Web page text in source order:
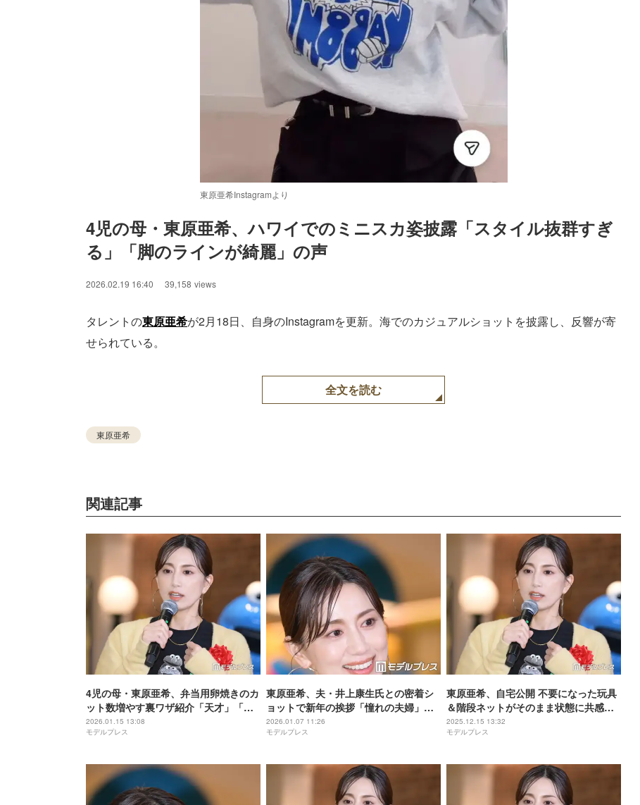
東原亜希Instagramより
4児の母・東原亜希、ハワイでのミニスカ姿披露「スタイル抜群すぎ
る」「脚のラインが綺麗」の声
2026.02.19 16:40 39,158 views
タレントの東原亜希が2月18日、自身のInstagramを更新。海でのカジュアルショットを披露し、反響が寄
せられている。
全文を読む
東原亜希
関連記事
4児の母・東原亜希、弁当用卵焼きのカ
ット数増やす裏ワザ紹介「天才」「ナ
イスアイデアすぎる」と反響
2026.01.15 13:08
モデルプレス
東原亜希、夫・井上康生氏との密着シ
ョットで新年の挨拶「憧れの夫婦」
「身長差も素敵」と反響
2026.01.07 11:26
モデルプレス
東原亜希、自宅公開 不要になった玩具
＆階段ネットがそのまま状態に共感相
次ぐ「分かる」「うちも同じ」
2025.12.15 13:32
モデルプレス